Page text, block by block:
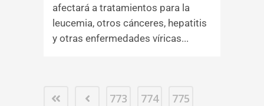
afectará a tratamientos para la
leucemia, otros cánceres, hepatitis
y otras enfermedades víricas...
773 774
775